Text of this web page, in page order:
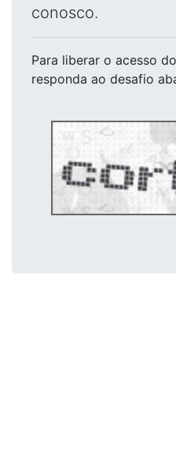
conosco.
Para liberar o acesso
responda ao desafio